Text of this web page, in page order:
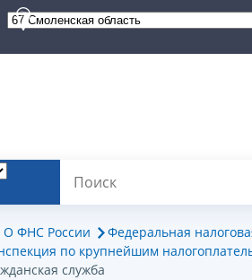
О ФНС России Федеральная
по крупнейшим
служба